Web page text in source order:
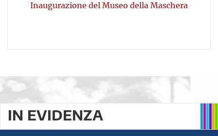
Inaugurazione del Museo della Maschera
IN EVIDENZA